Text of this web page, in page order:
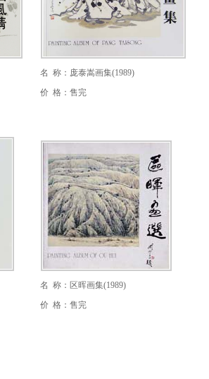
名 称：庞泰嵩画集(1989)
价 格：售完
名 称：区晖画集(1989)
价 格：售完